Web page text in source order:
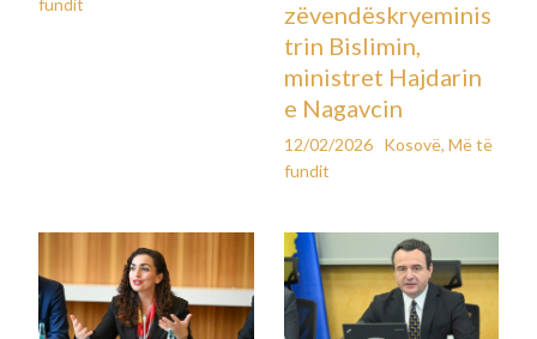
fundit
zëvendëskryeminis
trin Bislimin,
ministret Hajdarin
e Nagavcin
12/02/2026 Kosovë, Më të
fundit